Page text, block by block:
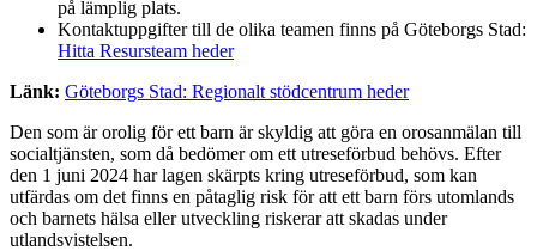
på lämplig plats.
Kontaktuppgifter till de olika teamen finns på Göteborgs Stad:
Hitta Resursteam heder
Länk: Göteborgs Stad: Regionalt stödcentrum heder
Den som är orolig för ett barn är skyldig att göra en orosanmälan till
socialtjänsten, som då bedömer om ett utreseförbud behövs. Efter
den 1 juni 2024 har lagen skärpts kring utreseförbud, som kan
utfärdas om det finns en påtaglig risk för att ett barn förs utomlands
och barnets hälsa eller utveckling riskerar att skadas under
utlandsvistelsen.